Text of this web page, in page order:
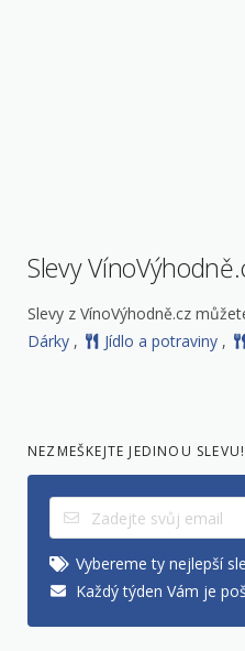
Slevy
Slevy z VínoVýhodně.cz
Dárky , Jídlo a potraviny ,
NEZMEŠKEJTE JEDINOU SLEVU!
Vybereme ty nejlepší
Každý týden Vám je